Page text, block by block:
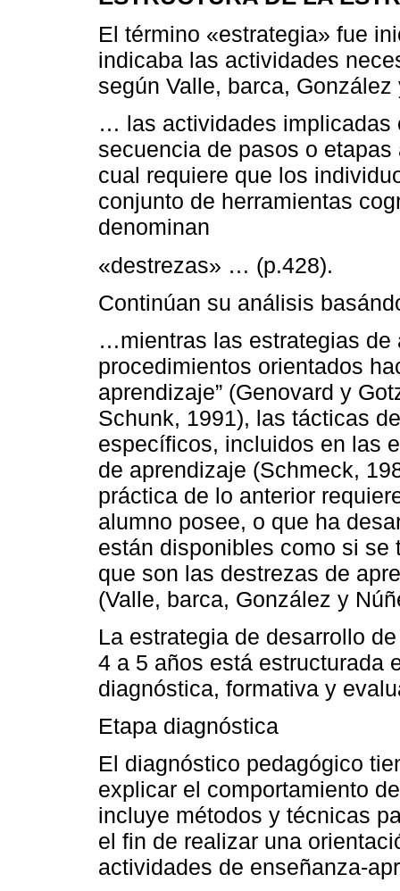
El término «estrategia» fue
indicaba las actividades
según Valle, barca,
… las actividades implicadas
secuencia de pasos o
cual requiere que los
conjunto de herramientas
denominan
«destrezas» … (p.428).
Continúan su análisis
…mientras las estrategias de
procedimientos orientados
aprendizaje” (Genovard y
Schunk, 1991), las tácticas
específicos, incluidos en las
de aprendizaje (Schmeck,
práctica de lo anterior
alumno posee, o que ha
están disponibles como si
que son las destrezas de
(Valle, barca, González y
La estrategia de desarrollo
4 a 5 años está estructurada
diagnóstica, formativa y
Etapa diagnóstica
El diagnóstico pedagógico
explicar el comportamiento
incluye métodos y técnicas
el fin de realizar una
actividades de enseñanza-